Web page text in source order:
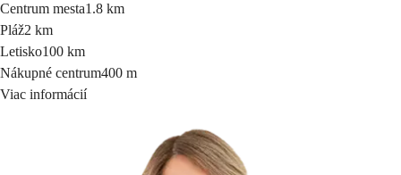
Centrum mesta1.8 km
Pláž2 km
Letisko100 km
Nákupné centrum400 m
Viac informácií